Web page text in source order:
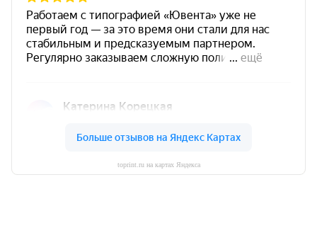
toprint.ru на картах Яндекса